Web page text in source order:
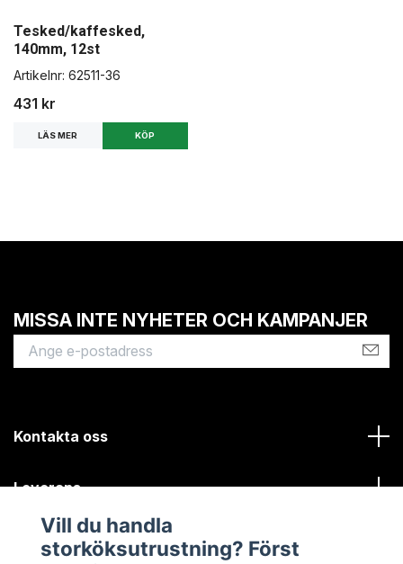
Tesked/kaffesked,
140mm, 12st
Artikelnr: 62511-36
431 kr
LÄS MER
MISSA INTE NYHETER OCH KAMPANJER
Kontakta oss
Leverans
Kundinformation
Vill du handla
storköksutrustning? Först